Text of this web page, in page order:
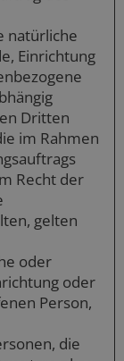
natürliche
Einrichtung
Dritten
im Rahmen
Recht der
gelten
oder
oder
Person,
die